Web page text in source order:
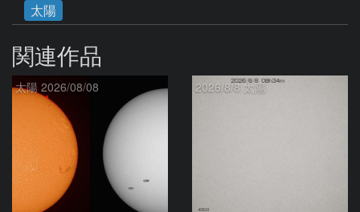
太陽
関連作品
太陽 2026/08/08 2026/8/8 太陽